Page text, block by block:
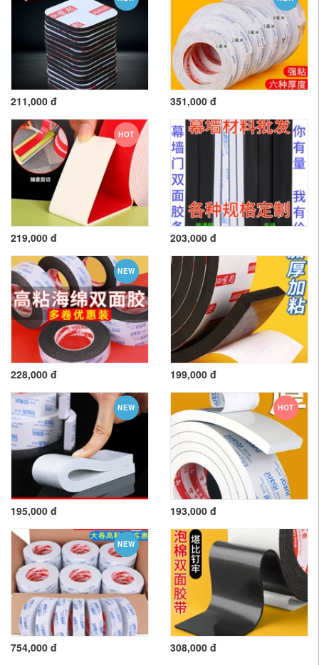
211,000 đ 351,000 đ
HOT
219,000 đ 203,000 đ
NEW
228,000 đ 199,000 đ
NEW
195,000 đ
HOT
193,000 đ
NEW
754,000 đ 308,000 đ